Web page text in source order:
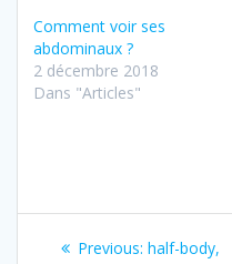
Comment voir ses
abdominaux ?
2 décembre 2018
Dans "Articles"
Navigation
Previous: Previous
half-body,